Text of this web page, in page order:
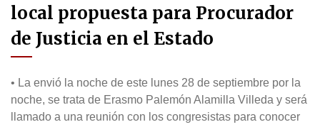
local propuesta para Procurador
de Justicia en el Estado
• La envió la noche de este lunes 28 de septiembre por la
noche, se trata de Erasmo Palemón Alamilla Villeda y será
llamado a una reunión con los congresistas para conocer